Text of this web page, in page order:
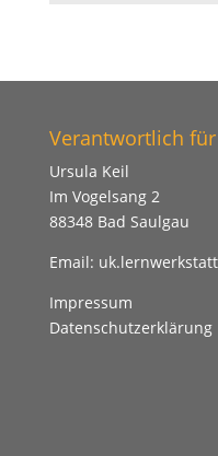
Verantwortlich
Ursula Keil
Im Vogelsang 2
88348 Bad Saulgau
Email:
Impressum
Datenschutzerklärung